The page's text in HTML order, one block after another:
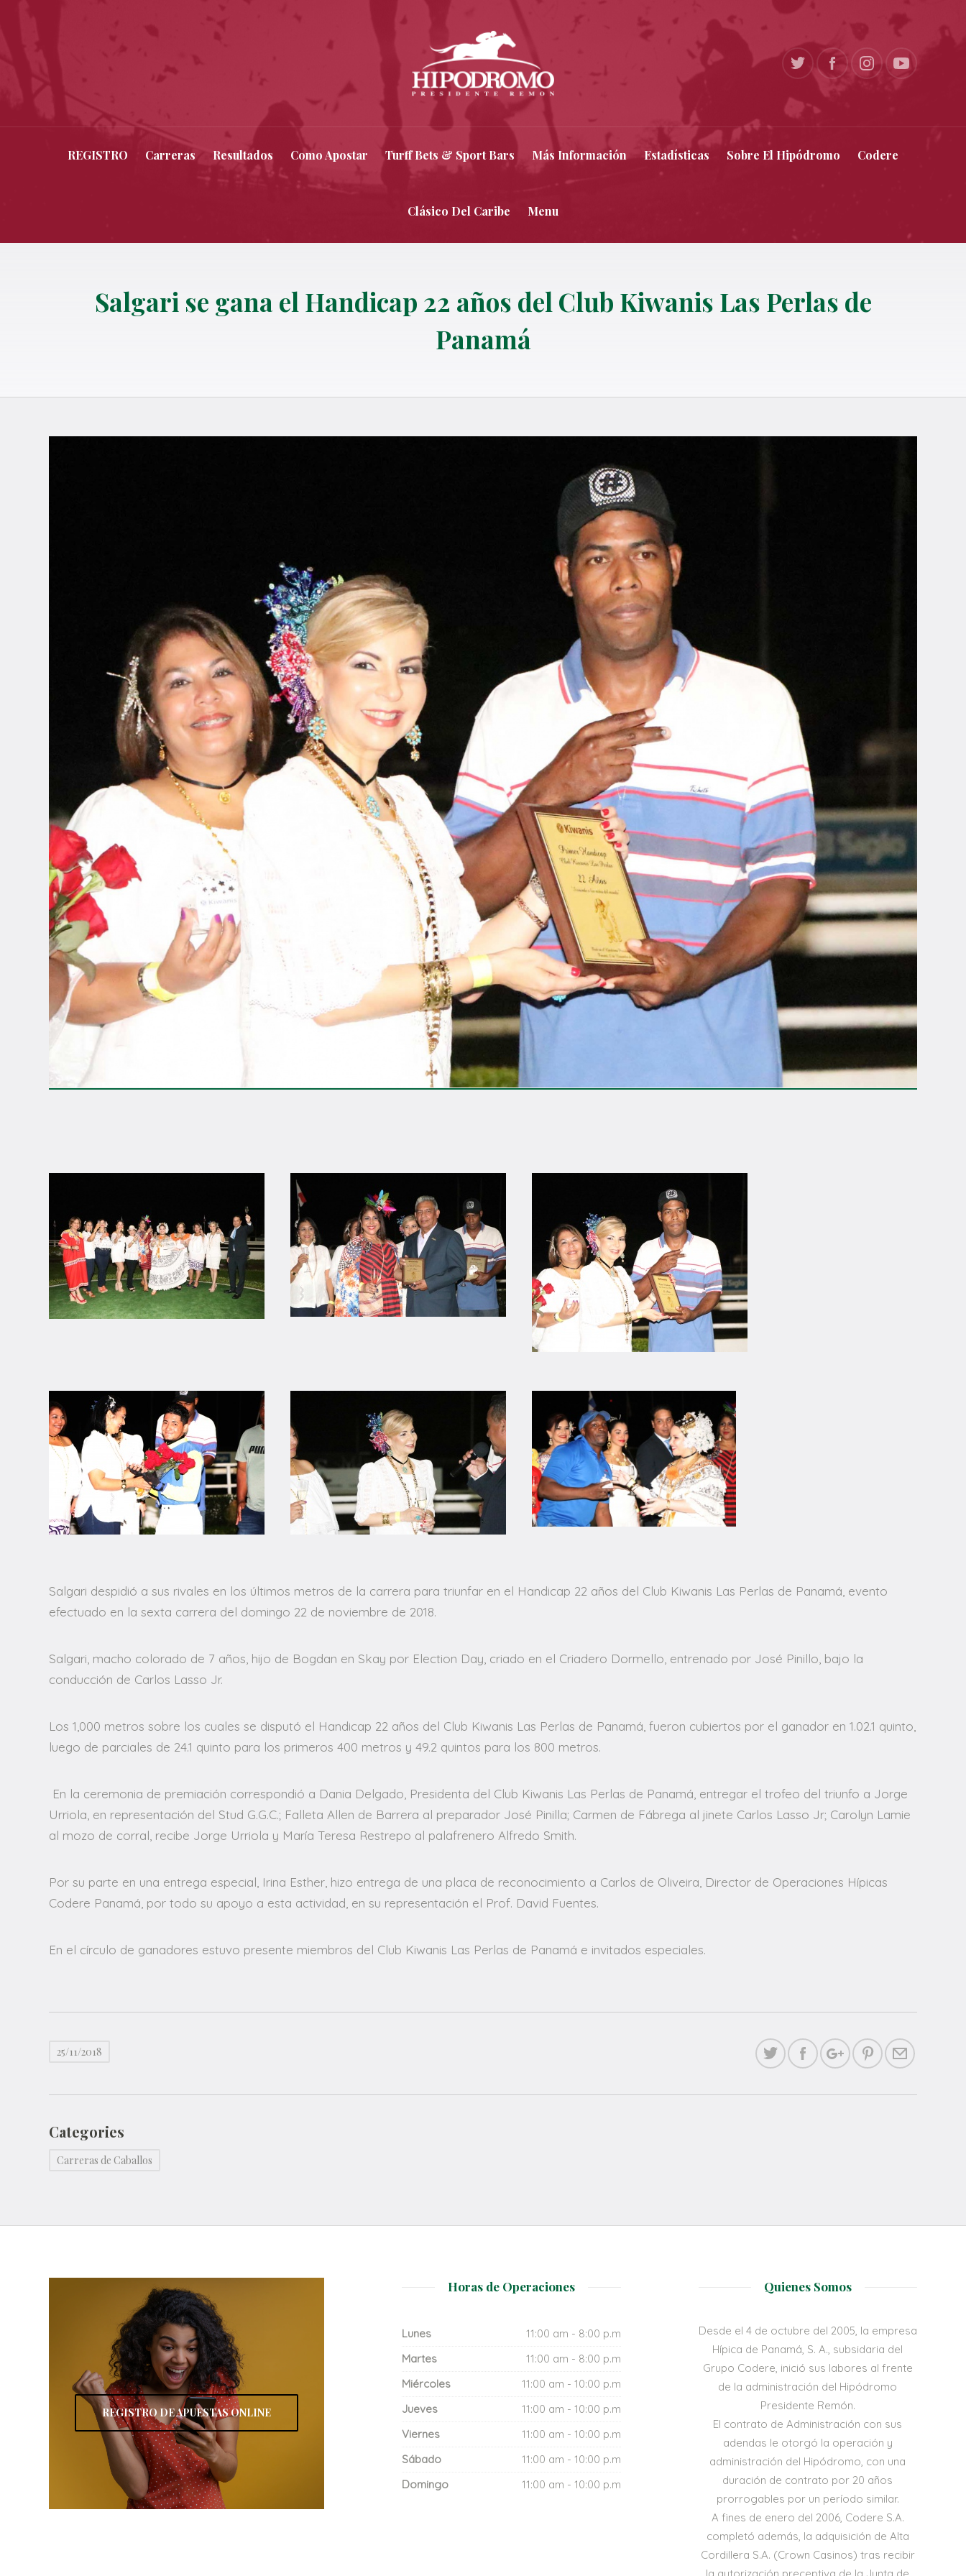
REGISTRO Carreras Resultados Como Apostar Turff Bets & Sport Bars Más Información Estadísticas Sobre El Hipódromo Codere
Clásico Del Caribe Menu
Salgari se gana el Handicap 22 años del Club Kiwanis Las Perlas de
Panamá
Salgari despidió a sus rivales en los últimos metros de la carrera para triunfar en el Handicap 22 años del Club Kiwanis Las Perlas de Panamá, evento
efectuado en la sexta carrera del domingo 22 de noviembre de 2018.
Salgari, macho colorado de 7 años, hijo de Bogdan en Skay por Election Day, criado en el Criadero Dormello, entrenado por José Pinillo, bajo la
conducción de Carlos Lasso Jr.
Los 1,000 metros sobre los cuales se disputó el Handicap 22 años del Club Kiwanis Las Perlas de Panamá, fueron cubiertos por el ganador en 1.02.1 quinto,
luego de parciales de 24.1 quinto para los primeros 400 metros y 49.2 quintos para los 800 metros.
En la ceremonia de premiación correspondió a Dania Delgado, Presidenta del Club Kiwanis Las Perlas de Panamá, entregar el trofeo del triunfo a Jorge
Urriola, en representación del Stud G.G.C.; Falleta Allen de Barrera al preparador José Pinilla; Carmen de Fábrega al jinete Carlos Lasso Jr; Carolyn Lamie
al mozo de corral, recibe Jorge Urriola y María Teresa Restrepo al palafrenero Alfredo Smith.
Por su parte en una entrega especial, Irina Esther, hizo entrega de una placa de reconocimiento a Carlos de Oliveira, Director de Operaciones Hípicas
Codere Panamá, por todo su apoyo a esta actividad, en su representación el Prof. David Fuentes.
En el círculo de ganadores estuvo presente miembros del Club Kiwanis Las Perlas de Panamá e invitados especiales.
25/11/2018
Categories
Carreras de Caballos
REGISTRO DE APUESTAS ONLINE
Horas de Operaciones
Lunes
11:00 am - 8:00 p.m
Martes
11:00 am - 8:00 p.m
Miércoles
11:00 am - 10:00 p.m
Jueves
11:00 am - 10:00 p.m
Viernes
11:00 am - 10:00 p.m
Sábado
11:00 am - 10:00 p.m
Domingo
11:00 am - 10:00 p.m
Quienes Somos
Desde el 4 de octubre del 2005, la empresa
Hípica de Panamá, S. A., subsidaria del
Grupo Codere, inició sus labores al frente
de la administración del Hipódromo
Presidente Remón.
El contrato de Administración con sus
adendas le otorgó la operación y
administración del Hipódromo, con una
duración de contrato por 20 años
prorrogables por un período similar.
A fines de enero del 2006, Codere S.A.
completó además, la adquisición de Alta
Cordillera S.A. (Crown Casinos) tras recibir